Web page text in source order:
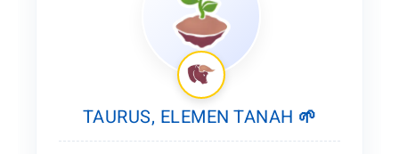
TAURUS, ELEMEN TANAH 🌱